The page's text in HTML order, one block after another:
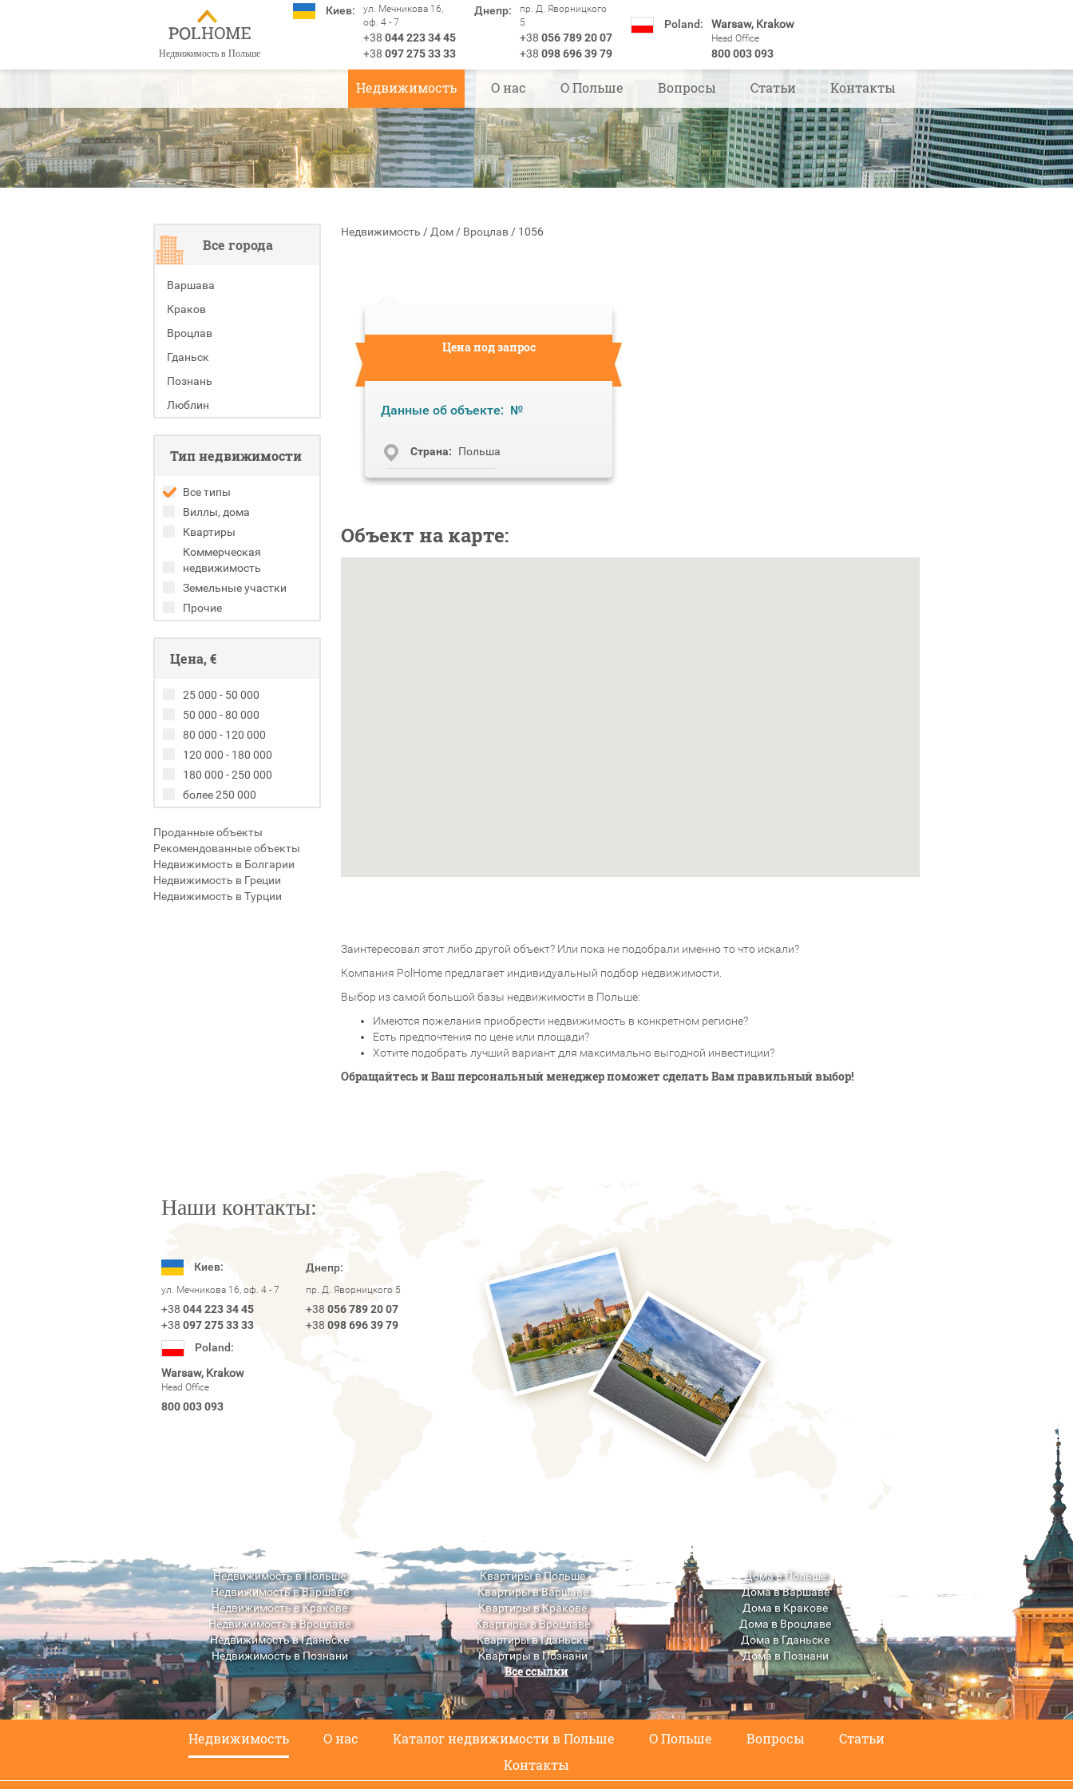
Недвижимость в Польше
Киев:
ул. Мечникова 16,
оф. 4 - 7
+38 044 223 34 45
+38 097 275 33 33
Днепр:
пр. Д. Яворницкого
5
+38 056 789 20 07
+38 098 696 39 79
Poland: Warsaw, Krakow
Head Office
800 003 093
Недвижимость О нас О Польше Вопросы Статьи Контакты
Все города
Варшава
Краков
Вроцлав
Гданьск
Познань
Люблин
Тип недвижимости
Все типы
Виллы, дома
Квартиры
Коммерческая
недвижимость
Земельные участки
Прочие
Цена, €
25 000 - 50 000
50 000 - 80 000
80 000 - 120 000
120 000 - 180 000
180 000 - 250 000
более 250 000
Проданные объекты
Рекомендованные объекты
Недвижимость в Болгарии
Недвижимость в Греции
Недвижимость в Турции
Недвижимость / Дом / Вроцлав / 1056
Цена под запрос
Данные об объекте: №
Cтрана: Польша
Объект на карте:
Заинтересовал этот либо другой объект? Или пока не подобрали именно то что искали?
Компания PolHome предлагает индивидуальный подбор недвижимости.
Выбор из самой большой базы недвижимости в Польше:
Имеются пожелания приобрести недвижимость в конкретном регионе?
Есть предпочтения по цене или площади?
Хотите подобрать лучший вариант для максимально выгодной инвестиции?
Обращайтесь и Ваш персональный менеджер поможет сделать Вам правильный выбор!
Наши контакты:
Киев:
ул. Мечникова 16, оф. 4 - 7
+38 044 223 34 45
+38 097 275 33 33
Днепр:
пр. Д. Яворницкого 5
+38 056 789 20 07
+38 098 696 39 79
Poland:
Warsaw, Krakow
Head Office
800 003 093
Недвижимость в Польше
Недвижимость в Варшаве
Недвижимость в Кракове
Недвижимость в Вроцлаве
Недвижимость в Гданьске
Недвижимость в Познани
Недвижимость в Люблине
Квартиры в Польше
Квартиры в Варшаве
Квартиры в Кракове
Квартиры в Вроцлаве
Квартиры в Гданьске
Квартиры в Познани
Квартиры в Люблине
Дома в Польше
Дома в Варшаве
Дома в Кракове
Дома в Вроцлаве
Дома в Гданьске
Дома в Познани
Дома в Люблине
Все ссылки
Недвижимость О нас Каталог недвижимости в Польше О Польше Вопросы
Статьи
Контакты